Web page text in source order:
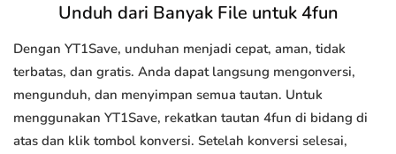
Unduh dari Banyak File untuk 4fun
Dengan YT1Save, unduhan menjadi cepat, aman, tidak
terbatas, dan gratis. Anda dapat langsung mengonversi,
mengunduh, dan menyimpan semua tautan. Untuk
menggunakan YT1Save, rekatkan tautan 4fun di bidang di
atas dan klik tombol konversi. Setelah konversi selesai,